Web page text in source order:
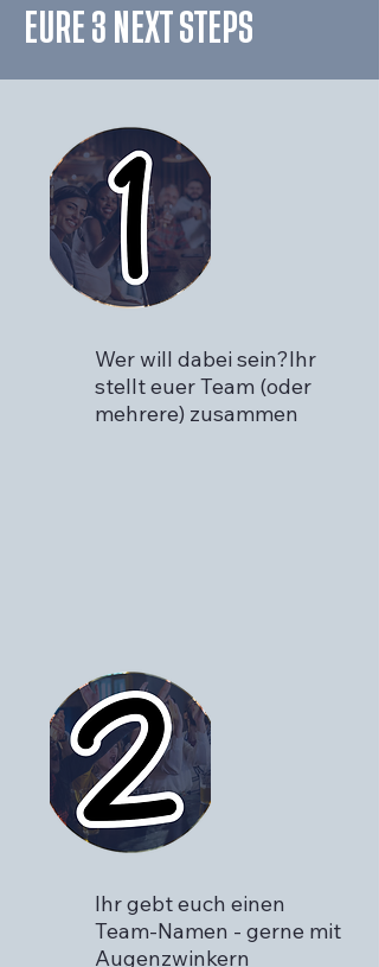
EURE 3 NEXT STEPS
Wer will dabei sein?Ihr
stellt euer Team (oder
mehrere) zusammen
Ihr gebt euch einen
Team-Namen - gerne mit
Augenzwinkern